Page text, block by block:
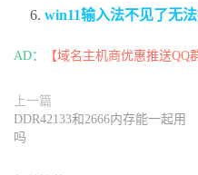
win11输入法不见了无
AD： 【域名主机商优惠推送QQ
上一篇
DDR42133和2666内存能一起用
吗